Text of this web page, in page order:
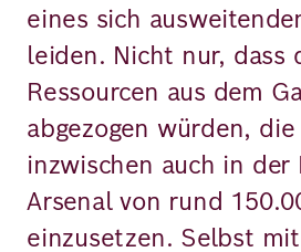
eines sich
leiden. Nicht nur, dass
Ressourcen aus dem
abgezogen würden,
inzwischen auch in der
Arsenal von rund
einzusetzen. Selbst